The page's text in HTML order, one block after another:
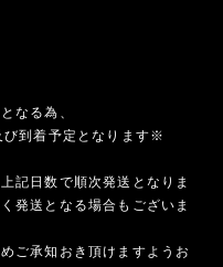
なる為、
び到着予定となります※
記日数で順次発送となりま
発送となる場合もございま
ご承知おき頂けますようお